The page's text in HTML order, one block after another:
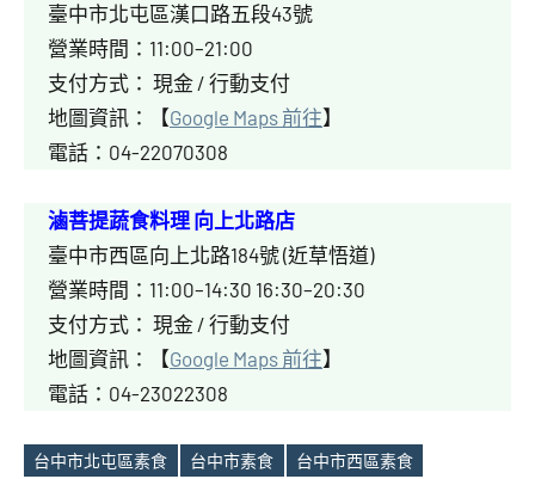
臺中市北屯區漢口路五段43號
營業時間：11:00–21:00
支付方式： 現金 / 行動支付
地圖資訊：【Google Maps 前往】
電話：04-22070308
滷菩提蔬食料理 向上北路店
臺中市西區向上北路184號 (近草悟道)
營業時間：11:00–14:30 16:30–20:30
支付方式： 現金 / 行動支付
地圖資訊：【Google Maps 前往】
電話：04-23022308
台中市北屯區素食 台中市素食
台中市西區素食